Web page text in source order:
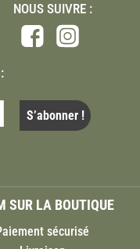
NOUS SUIVRE :
SUR LA BOUTIQUE
sécurisé